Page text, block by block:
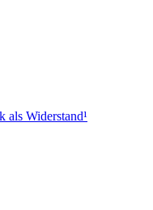
als Widerstand¹